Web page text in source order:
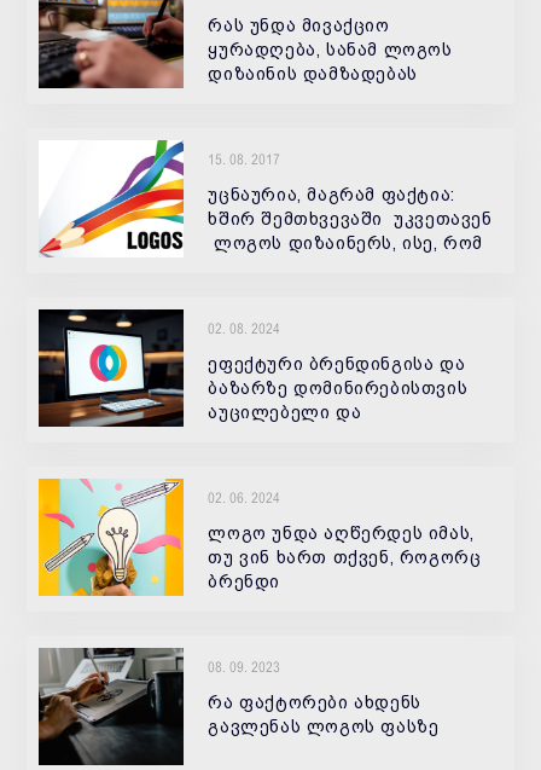
რას უნდა მივაქციო
ყურადღება, სანამ ლოგოს
დიზაინის დამზადებას
15. 08. 2017
უცნაურია, მაგრამ ფაქტია:
ხშირ შემთხვევაში უკვეთავენ
ლოგოს დიზაინერს, ისე, რომ
ჰგონია, რომ ლოგო და
სასაქონლე ნიშან
02. 08. 2024
ეფექტური ბრენდინგისა და
ბაზარზე დომინირებისთვის
აუცილებელი და
02. 06. 2024
ლოგო უნდა აღწერდეს იმას,
თუ ვინ ხართ თქვენ, როგორც
ბრენდი
08. 09. 2023
რა ფაქტორები ახდენს
გავლენას ლოგოს ფასზე